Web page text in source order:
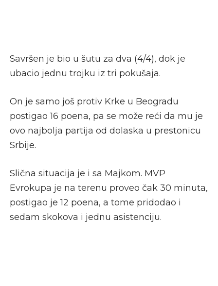
Savršen je bio u šutu za dva (4/4), dok je
ubacio jednu trojku iz tri pokušaja.
On je samo još protiv Krke u Beogradu
postigao 16 poena, pa se može reći da mu je
ovo najbolja partija od dolaska u prestonicu
Srbije.
Slična situacija je i sa Majkom. MVP
Evrokupa je na terenu proveo čak 30 minuta,
postigao je 12 poena, a tome pridodao i
sedam skokova i jednu asistenciju.